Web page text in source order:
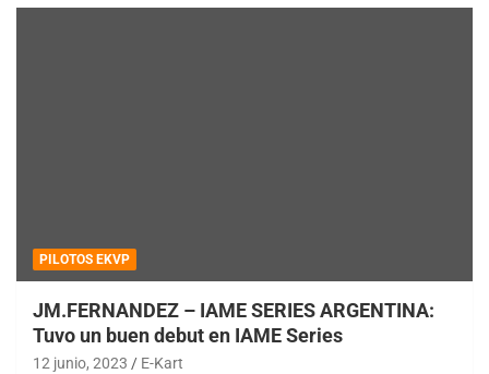
PILOTOS EKVP
JM.FERNANDEZ – IAME SERIES ARGENTINA:
Tuvo un buen debut en IAME Series
12 junio, 2023 E-Kart